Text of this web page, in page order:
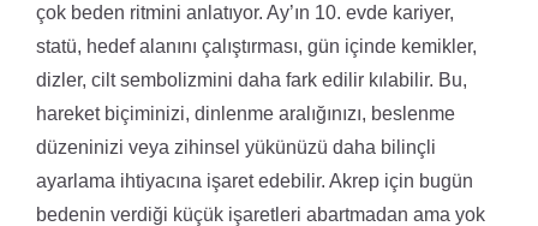
çok beden ritmini anlatıyor. Ay’ın 10. evde kariyer,
statü, hedef alanını çalıştırması, gün içinde kemikler,
dizler, cilt sembolizmini daha fark edilir kılabilir. Bu,
hareket biçiminizi, dinlenme aralığınızı, beslenme
düzeninizi veya zihinsel yükünüzü daha bilinçli
ayarlama ihtiyacına işaret edebilir. Akrep için bugün
bedenin verdiği küçük işaretleri abartmadan ama yok